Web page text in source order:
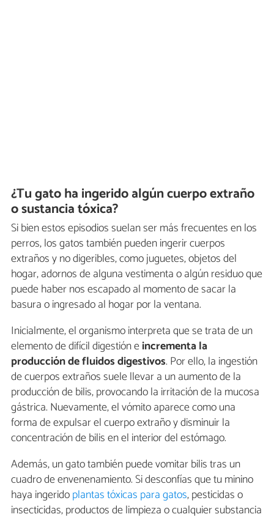
¿Tu gato ha ingerido algún cuerpo extraño
o sustancia tóxica?
Si bien estos episodios suelan ser más frecuentes en los
perros, los gatos también pueden ingerir cuerpos
extraños y no digeribles, como juguetes, objetos del
hogar, adornos de alguna vestimenta o algún residuo que
puede haber nos escapado al momento de sacar la
basura o ingresado al hogar por la ventana.
Inicialmente, el organismo interpreta que se trata de un
elemento de difícil digestión eincrementa la
producción de fluidos digestivos. Por ello, la ingestión
de cuerpos extraños suele llevar a un aumento de la
producción de bilis, provocando la irritación de la mucosa
gástrica. Nuevamente, el vómito aparece como una
forma de expulsar el cuerpo extraño y disminuir la
concentración de bilis en el interior del estómago.
Además, un gato también puede vomitar bilis tras un
cuadro de envenenamiento. Si desconfías que tu minino
haya ingeridoplantas tóxicas para gatos, pesticidas o
insecticidas, productos de limpieza o cualquier substancia